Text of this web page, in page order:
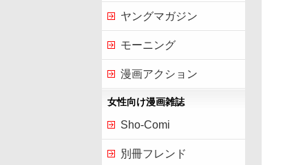
ヤングマガジン
モーニング
漫画アクション
女性向け漫画雑誌
Sho-Comi
別冊フレンド